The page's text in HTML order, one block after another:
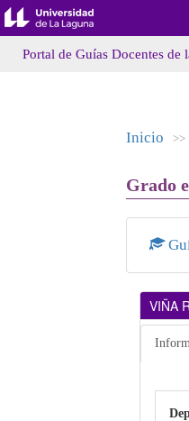
Portal de Guías Docentes de
Inicio >>
Grado
VIÑA